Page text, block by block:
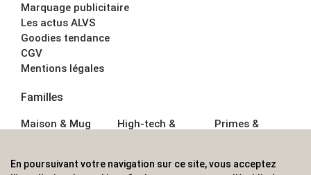
Marquage publicitaire
Les actus ALVS
Goodies tendance
CGV
Mentions légales
Familles
Maison & Mug
Écriture
High-tech &
Sport &
Primes &
Boisson
En poursuivant votre navigation sur ce site, vous acceptez